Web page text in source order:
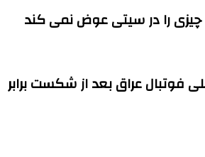
را در سیتی عوض نمی کند
فوتبال عراق بعد از شکست برابر